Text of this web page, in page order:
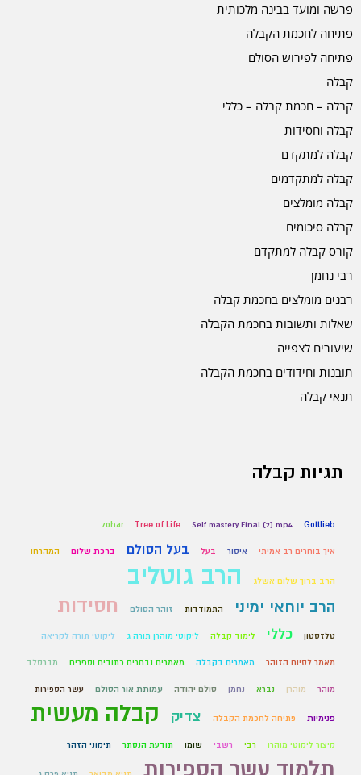
פרשה ומועד בבינה מלכותית
פתיחה לחכמת הקבלה
פתיחה לפירוש הסולם
קבלה
קבלה – חכמת קבלה – כללי
קבלה וחסידות
קבלה למתקדם
קבלה למתקדמים
קבלה מומלצים
קבלה סיכומים
קורס קבלה למתקדם
רבי נחמן
רבנים מומלצים בחכמת קבלה
שאלות ותשובות בחכמת הקבלה
שיעורים לצפייה
תובנות וחידודים בחכמת הקבלה
תנאי קבלה
תגיות קבלה
Gottlieb
Self mastery Final (2).mp4
Tree of Life
zohar
איך בוחרים רב אמיתי איסור בעל בעל הסולם ברכת שלום המהרחו
הרב ברוך שלום אשלג הרב גוטליב
הרב יוחאי ימיני התמודדות זוהר הסולם חסידות
טלזסטון כללי לימוד קבלה ליקוטי מוהרן תורה ג ליקוטי תורה לקריאה
מאמר לסיום הזוהר מאמרים בקבלה מאמרים נבחרים כתובים וספרים מברסלב
מוהר מוהרן נברא נחמן סולם יהודה עמותת אור הסולם עשר הספירות
פנימיות פתיחה לחכמת הקבלה צדיק קבלה מעשית
קיצור ליקוטי מוהרן רבי רשבי שומן תודעת הנסתר תיקוני הזהר